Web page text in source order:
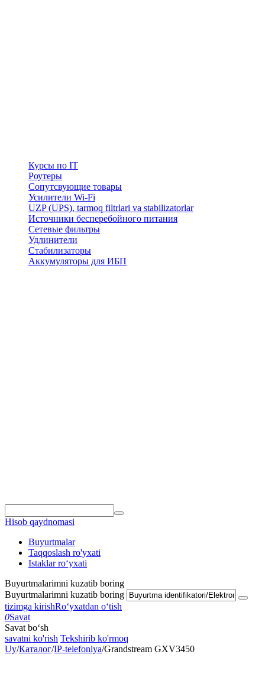
Курсы по IT
Роутеры
Сопутсвующие товары
Усилители Wi-Fi
UZP (UPS), tarmoq filtrlari va stabilizatorlar
Источники бесперебойного питания
Сетевые фильтры
Удлинители
Стабилизаторы
Аккумуляторы для ИБП
Hisob qaydnomasi
Buyurtmalar
Taqqoslash ro'yxati
Istaklar roʻyxati
Buyurtmalarimni kuzatib boring
Buyurtmalarimni kuzatib boring
tizimga kirishRoʻyxatdan oʻtish
0Savat
Savat bo‘sh
savatni ko'rish Tekshirib ko'rmoq
Uy/Каталог/IP-telefoniya/Grandstream GXV3450